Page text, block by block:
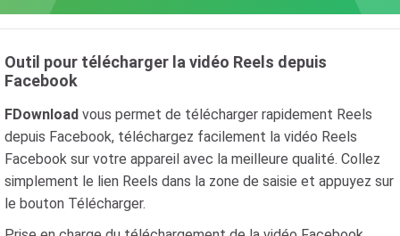
Outil pour télécharger la vidéo Reels depuis
Facebook
FDownload vous permet de télécharger rapidement Reels
depuis Facebook, téléchargez facilement la vidéo Reels
Facebook sur votre appareil avec la meilleure qualité. Collez
simplement le lien Reels dans la zone de saisie et appuyez sur
le bouton Télécharger.